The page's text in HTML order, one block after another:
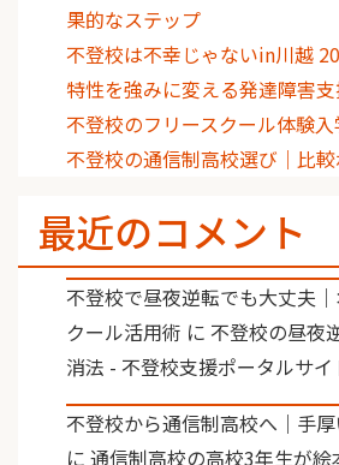
果的なステップ
不登校は不幸じゃないin川越
特性を強みに変える発達障害
不登校のフリースクール体験
不登校の通信制高校選び｜比
最近のコメント
不登校で昼夜逆転でも大丈夫
クール活用術 に 不登校の昼夜
消法 - 不登校支援ポータルサ
不登校から通信制高校へ｜手
に 通信制高校の高校3年生が